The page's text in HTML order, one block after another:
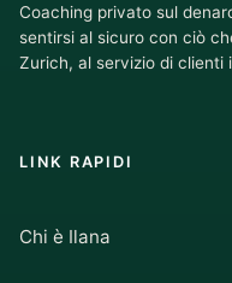
Coaching privato sul
sentirsi al sicuro con ciò
Zurich, al servizio di clienti
LINK RAPIDI
Chi è Ilana